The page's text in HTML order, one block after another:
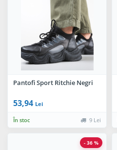
Pantofi Sport Ritchie Negri
53,94 Lei
În stoc 9 Lei
- 36 %